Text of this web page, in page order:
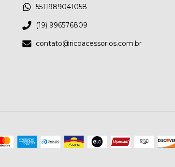
5511989041058
(19) 996576809
contato@ricoacessorios.com.br